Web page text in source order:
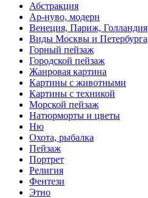
Абстракция
Ар-нуво, модерн
Венеция, Париж, Голландия
Виды Москвы и Петербурга
Горный пейзаж
Городской пейзаж
Жанровая картина
Картины с животными
Картины с техникой
Морской пейзаж
Натюрморты и цветы
Ню
Охота, рыбалка
Пейзаж
Портрет
Религия
Фентези
Этно